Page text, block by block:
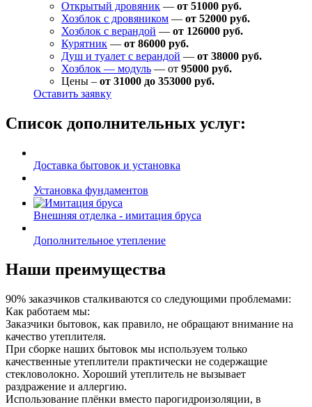
Открытый дровяник — от 51000 руб.
Хозблок с дровяником — от 52000 руб.
Хозблок с верандой — от 126000 руб.
Курятник — от 86000 руб.
Душ и туалет с верандой — от 38000 руб.
Хозблок — модуль — от 95000 руб.
Цены – от 31000 до 353000 руб.
Оставить заявку
Список дополнительных услуг:
Доставка бытовок и установка
Установка фундаментов
Внешняя отделка - имитация бруса
Дополнительное утепление
Наши преимущества
90% заказчиков сталкиваются со следующими проблемами:
Как работаем мы:
Заказчики бытовок, как правило, не обращают внимание на
качество утеплителя.
При сборке наших бытовок мы используем только
качественные утеплители практически не содержащие
стекловолокно. Хороший утеплитель не вызывает
раздражение и аллергию.
Использование плёнки вместо парогидроизоляции, в